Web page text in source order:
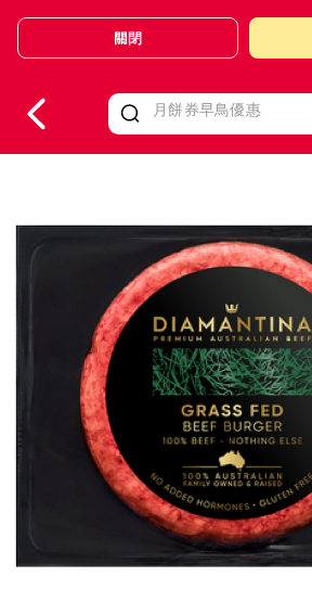
Valid Until 30 June 2026
關閉